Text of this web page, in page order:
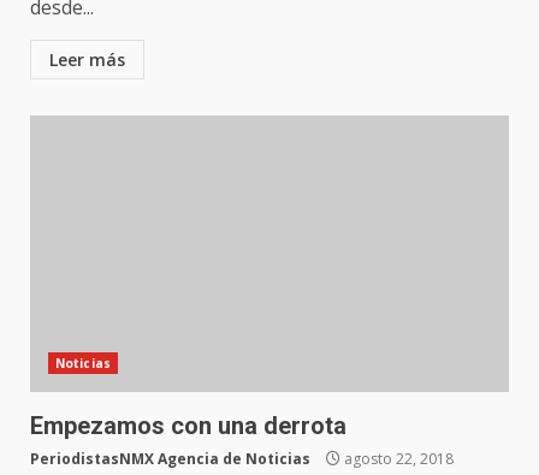
desde...
Leer más
Noticias
Empezamos con una derrota
PeriodistasNMX Agencia de Noticias agosto 22, 2018